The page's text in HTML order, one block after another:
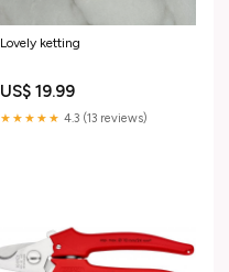
Lovely ketting
US$ 19.99
★★★★★ 4.3 (13 reviews)